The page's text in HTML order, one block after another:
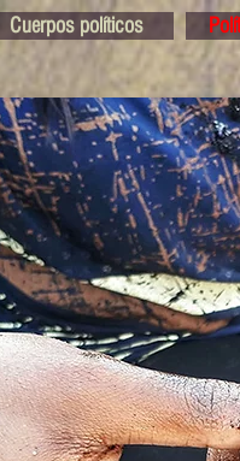
Cuerpos políticos